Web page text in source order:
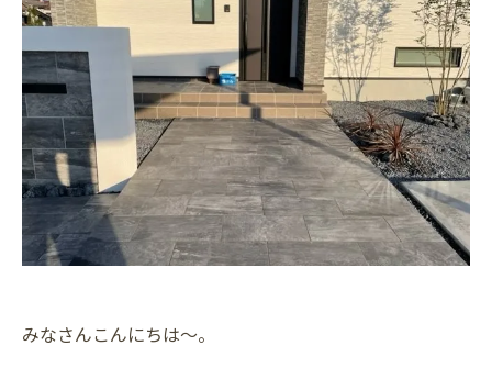
みなさんこんにちは～。